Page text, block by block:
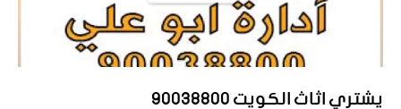
يشتري اثاث الكويت 90038800